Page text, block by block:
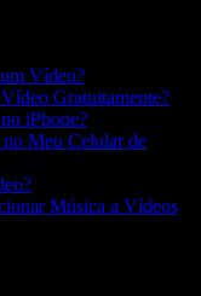
Vídeo?
Gratuitamente?
iPhone?
Meu Celular de
Música a Vídeos